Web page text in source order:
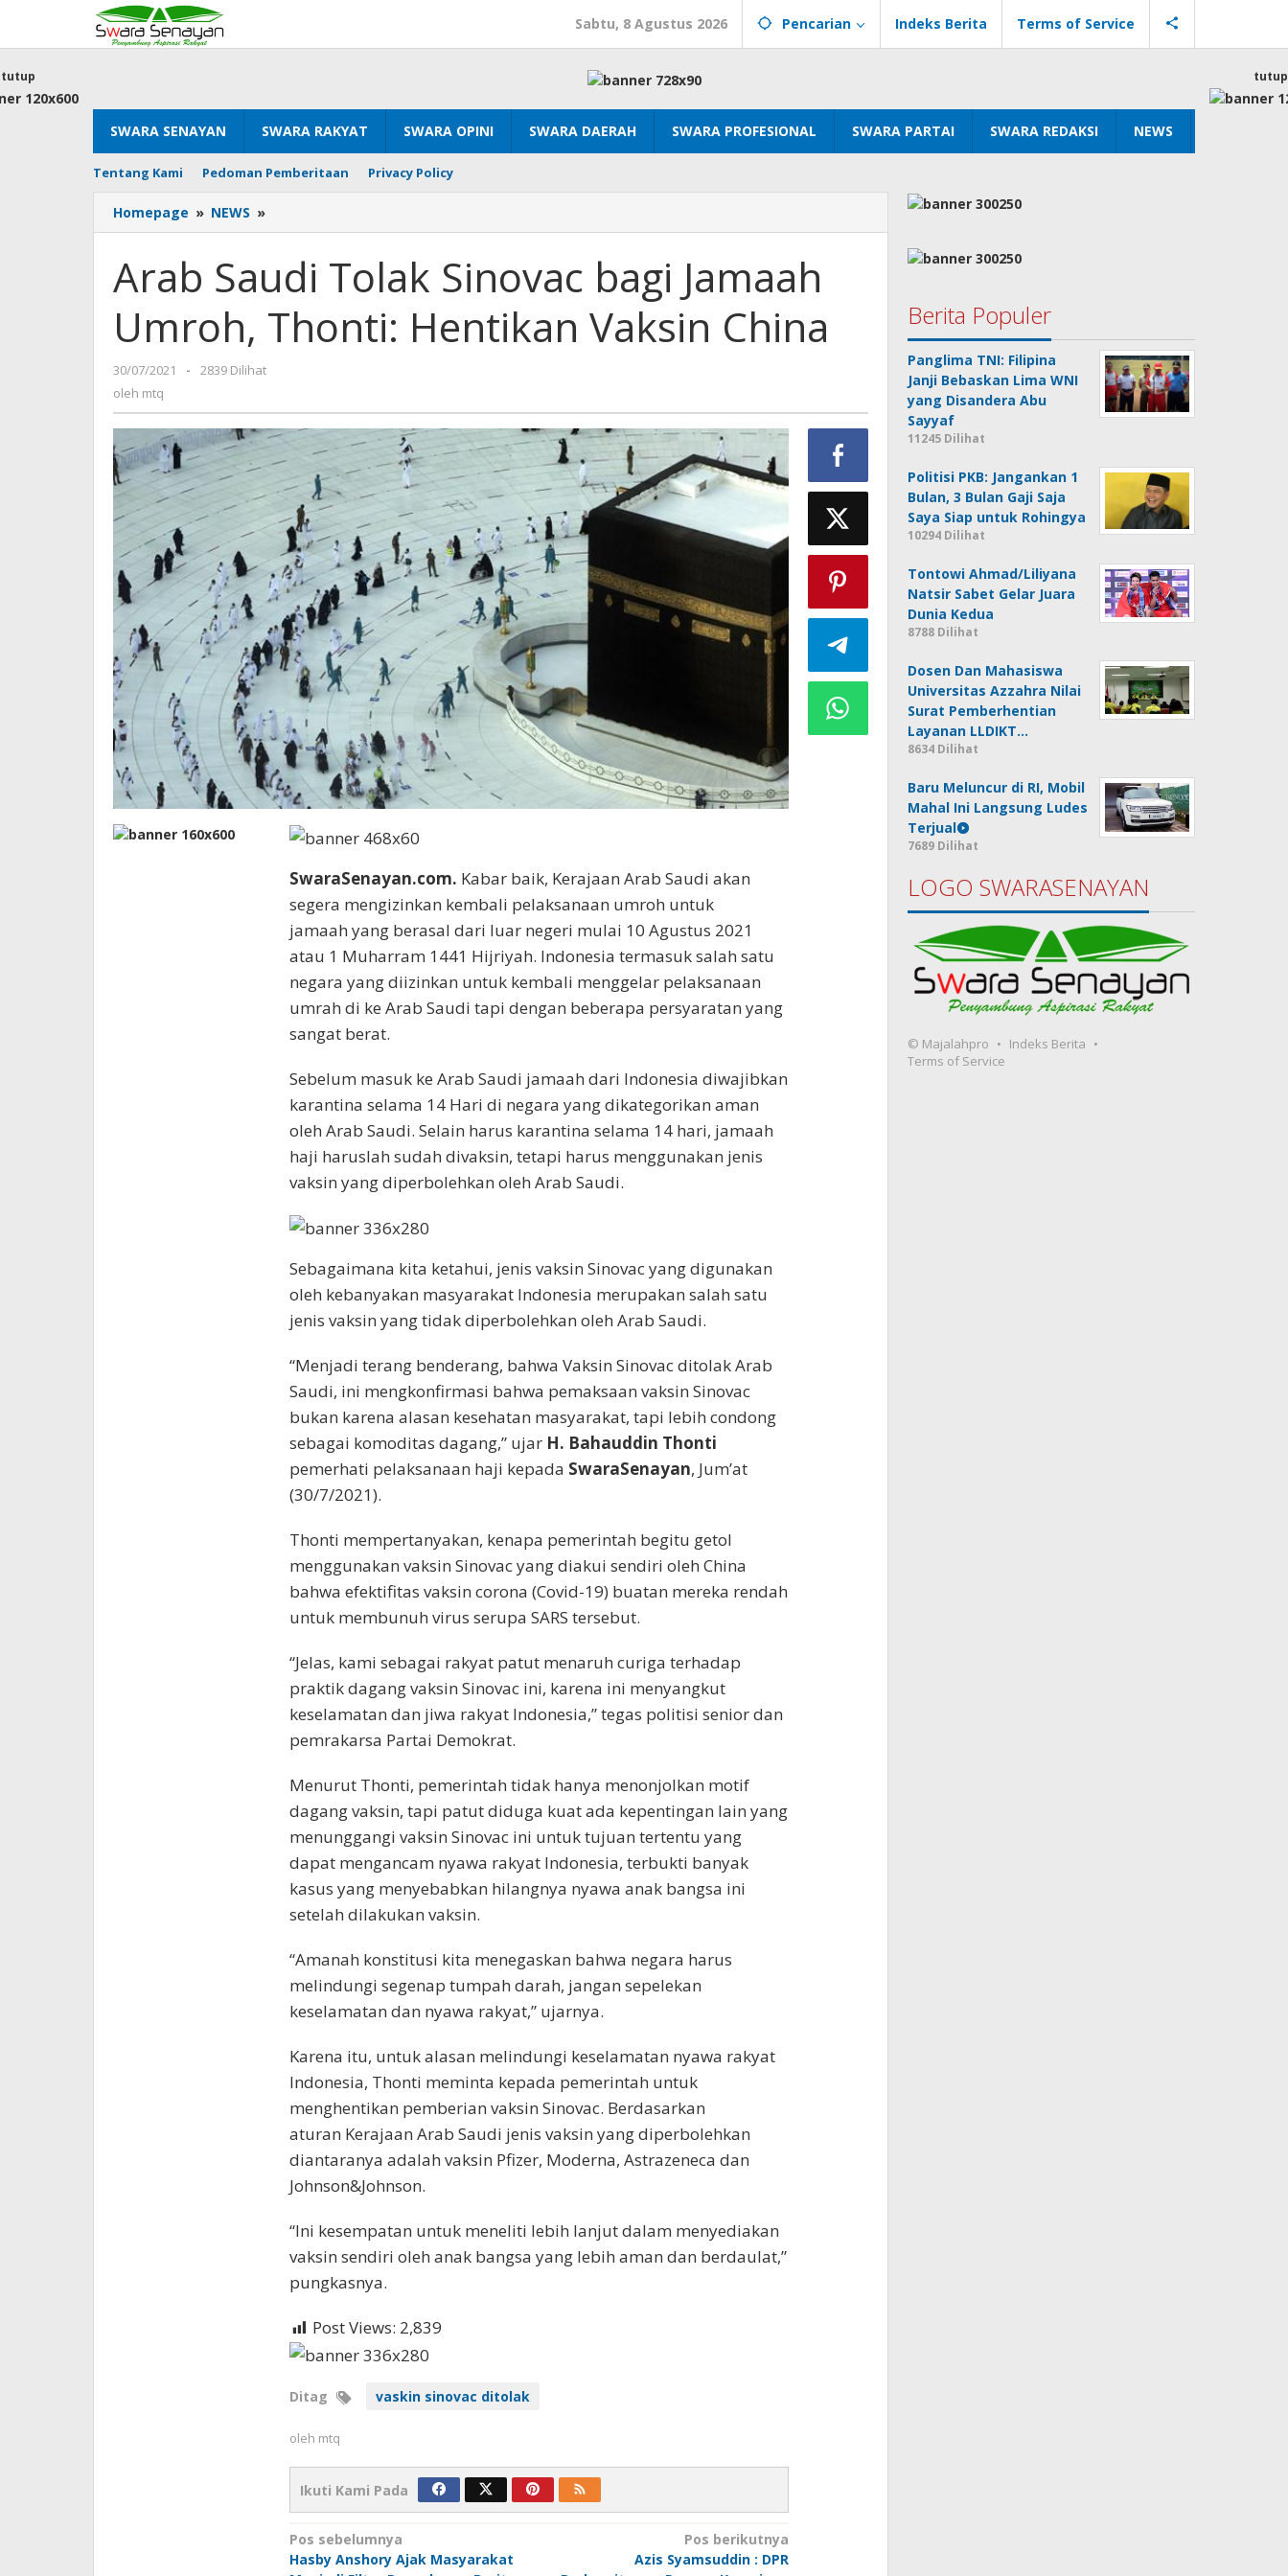
konten
Sabtu, 8 Agustus 2026 Pencarian Indeks Berita Terms of Service
SWARA SENAYAN SWARA RAKYAT SWARA OPINI SWARA DAERAH SWARA PROFESIONAL SWARA PARTAI SWARA REDAKSI NEWS
Tentang Kami Pedoman Pemberitaan Privacy Policy
tutup tutup
Homepage » NEWS »
Saudi
Sinovac
bagi
Jamaah
Umroh,
China
Arab Saudi Tolak Sinovac bagi Jamaah
Umroh, Thonti: Hentikan Vaksin China
30/07/2021
oleh
-
2839 Dilihat
oleh mtq
SwaraSenayan.com. Kabar baik, Kerajaan Arab Saudi akan
segera mengizinkan kembali pelaksanaan umroh untuk
jamaah yang berasal dari luar negeri mulai 10 Agustus 2021
atau 1 Muharram 1441 Hijriyah. Indonesia termasuk salah satu
negara yang diizinkan untuk kembali menggelar pelaksanaan
umrah di ke Arab Saudi tapi dengan beberapa persyaratan yang
sangat berat.
Sebelum masuk ke Arab Saudi jamaah dari Indonesia diwajibkan
karantina selama 14 Hari di negara yang dikategorikan aman
oleh Arab Saudi. Selain harus karantina selama 14 hari, jamaah
haji haruslah sudah divaksin, tetapi harus menggunakan jenis
vaksin yang diperbolehkan oleh Arab Saudi.
Sebagaimana kita ketahui, jenis vaksin Sinovac yang digunakan
oleh kebanyakan masyarakat Indonesia merupakan salah satu
jenis vaksin yang tidak diperbolehkan oleh Arab Saudi.
“Menjadi terang benderang, bahwa Vaksin Sinovac ditolak Arab
Saudi, ini mengkonfirmasi bahwa pemaksaan vaksin Sinovac
bukan karena alasan kesehatan masyarakat, tapi lebih condong
sebagai komoditas dagang,” ujar H. Bahauddin Thonti
pemerhati pelaksanaan haji kepada SwaraSenayan, Jum’at
(30/7/2021).
Thonti mempertanyakan, kenapa pemerintah begitu getol
menggunakan vaksin Sinovac yang diakui sendiri oleh China
bahwa efektifitas vaksin corona (Covid-19) buatan mereka rendah
untuk membunuh virus serupa SARS tersebut.
“Jelas, kami sebagai rakyat patut menaruh curiga terhadap
praktik dagang vaksin Sinovac ini, karena ini menyangkut
keselamatan dan jiwa rakyat Indonesia,” tegas politisi senior dan
pemrakarsa Partai Demokrat.
Menurut Thonti, pemerintah tidak hanya menonjolkan motif
dagang vaksin, tapi patut diduga kuat ada kepentingan lain yang
menunggangi vaksin Sinovac ini untuk tujuan tertentu yang
dapat mengancam nyawa rakyat Indonesia, terbukti banyak
kasus yang menyebabkan hilangnya nyawa anak bangsa ini
setelah dilakukan vaksin.
“Amanah konstitusi kita menegaskan bahwa negara harus
melindungi segenap tumpah darah, jangan sepelekan
keselamatan dan nyawa rakyat,” ujarnya.
Karena itu, untuk alasan melindungi keselamatan nyawa rakyat
Indonesia, Thonti meminta kepada pemerintah untuk
menghentikan pemberian vaksin Sinovac. Berdasarkan
aturan Kerajaan Arab Saudi jenis vaksin yang diperbolehkan
diantaranya adalah vaksin Pfizer, Moderna, Astrazeneca dan
Johnson&Johnson.
“Ini kesempatan untuk meneliti lebih lanjut dalam menyediakan
vaksin sendiri oleh anak bangsa yang lebih aman dan berdaulat,”
pungkasnya.
Post Views: 2,839
Ditag vaskin sinovac ditolak
oleh mtq
Ikuti Kami Pada
Navigasi
pos
Pos sebelumnya
Hasby Anshory Ajak Masyarakat
Pos berikutnya
Azis Syamsuddin : DPR
Berita Populer
Panglima TNI: Filipina
Janji Bebaskan Lima WNI
yang Disandera Abu
Sayyaf
11245 Dilihat
Politisi PKB: Jangankan 1
Bulan, 3 Bulan Gaji Saja
Saya Siap untuk Rohingya
10294 Dilihat
Tontowi Ahmad/Liliyana
Natsir Sabet Gelar Juara
Dunia Kedua
8788 Dilihat
Dosen Dan Mahasiswa
Universitas Azzahra Nilai
Surat Pemberhentian
Layanan LLDIKT…
8634 Dilihat
Baru Meluncur di RI, Mobil
Mahal Ini Langsung Ludes
Terjual
7689 Dilihat
LOGO SWARASENAYAN
© Majalahpro
Indeks Berita
Terms of Service